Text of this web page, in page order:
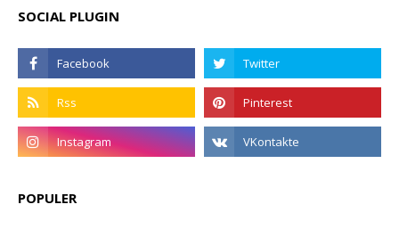
SOCIAL PLUGIN
POPULER